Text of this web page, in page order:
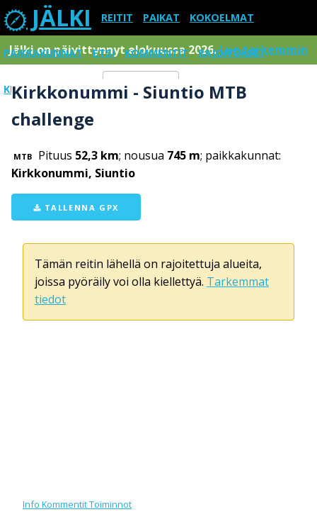
JÄLKI REITIT PAIKAT KOKOELMAT
PAIKKAKUNNAT ETSI KOMMENTIT RAJOITUKSET
KIRJAUDU SISÄÄN Menu
Jälki on päivittynnyt elokuussa 2026.Lue tarkemmin
Kirkkonummi - Siuntio MTB
challenge
MTB Pituus 52,3 km; nousua 745 m; paikkakunnat:
Kirkkonummi, Siuntio
TALLENNA GPX
Tämän reitin lähellä on rajoitettuja alueita,
joissa pyöräily voi olla kiellettyä. Tarkemmat
tiedot
Info KommentitToiminnot